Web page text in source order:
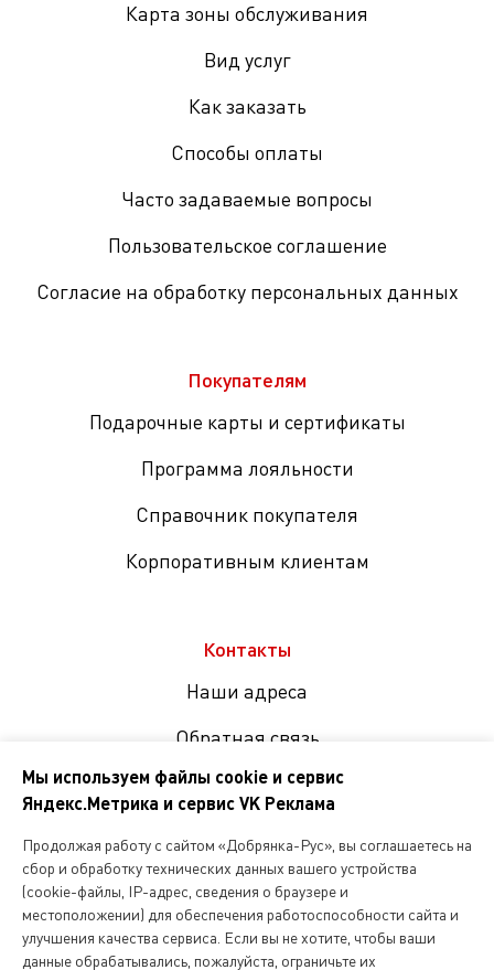
Карта зоны обслуживания
Вид услуг
Как заказать
Способы оплаты
Часто задаваемые вопросы
Пользовательское соглашение
Согласие на обработку персональных данных
Покупателям
Подарочные карты и сертификаты
Программа лояльности
Справочник покупателя
Корпоративным клиентам
Контакты
Наши адреса
Обратная связь
соцсетях
Копирование и любое другое использование информации,
размещенной на сайте Dobryanka-rus.ru
допускается исключительно с письменного разрешения ООО
Мы используем файлы cookie и сервис
Яндекс.Метрика и сервис VK Реклама
Продолжая работу с сайтом «Добрянка-Рус», вы соглашаетесь на
сбор и обработку технических данных вашего устройства
(cookie-файлы, IP-адрес, сведения о браузере и
местоположении) для обеспечения работоспособности сайта и
улучшения качества сервиса. Если вы не хотите, чтобы ваши
данные обрабатывались, пожалуйста, ограничьте их